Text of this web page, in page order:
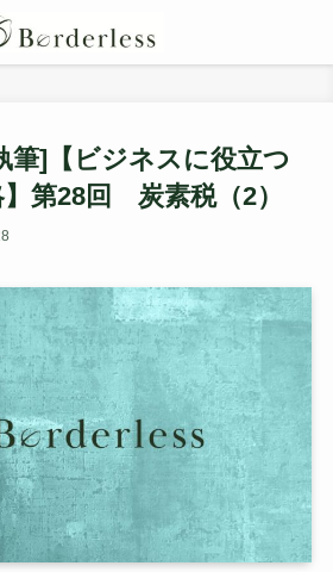
筆]【ビジネスに役立つ
第28回 炭素税（2）